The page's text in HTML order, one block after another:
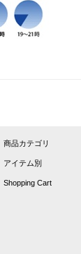
商品カテゴリ
アイテム別
Shopping Cart